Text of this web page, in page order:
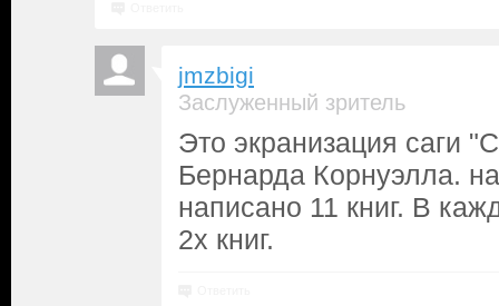
jmzbigi
Заслуженный зритель
Это экранизация саги
Бернарда Корнуэлла.
написано 11 книг. В
2х книг.